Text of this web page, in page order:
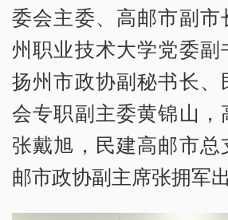
委会主委、高邮市副市
州职业技术大学党委副
扬州市政协副秘书长、
会专职副主委黄锦山，
张戴旭，民建高邮市总
邮市政协副主席张拥军出